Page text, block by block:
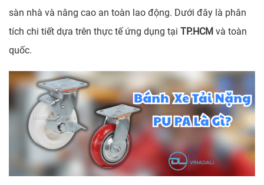
sàn nhà và nâng cao an toàn lao động. Dưới đây là phân
tích chi tiết dựa trên thực tế ứng dụng tại TP.HCM và toàn
quốc.